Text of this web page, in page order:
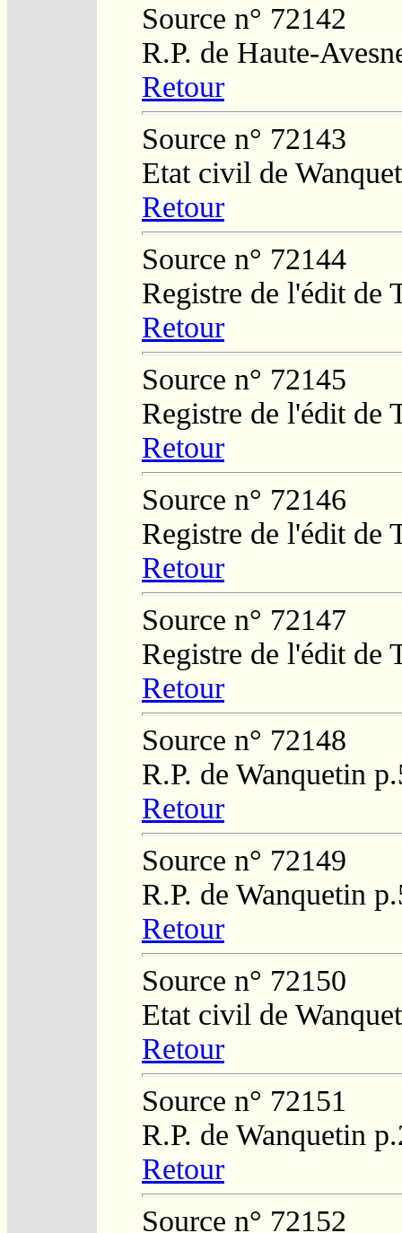
Source n° 72142
R.P. de Haute-
Retour
Source n° 72143
Etat civil de
Retour
Source n° 72144
Registre de l'édit de
Retour
Source n° 72145
Registre de l'édit de
Retour
Source n° 72146
Registre de l'édit de
Retour
Source n° 72147
Registre de l'édit de
Retour
Source n° 72148
R.P. de Wanquetin
Retour
Source n° 72149
R.P. de Wanquetin
Retour
Source n° 72150
Etat civil de
Retour
Source n° 72151
R.P. de Wanquetin
Retour
Source n° 72152